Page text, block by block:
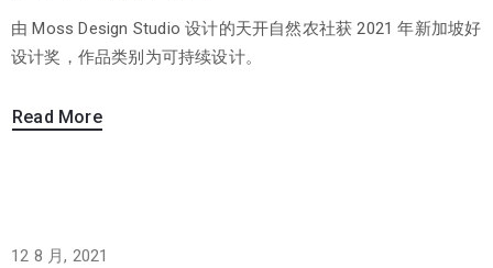
由 Moss Design Studio 设计的天开自然农社获 2021 年新加坡好
设计奖，作品类别为可持续设计。
Read More
12 8 月, 2021